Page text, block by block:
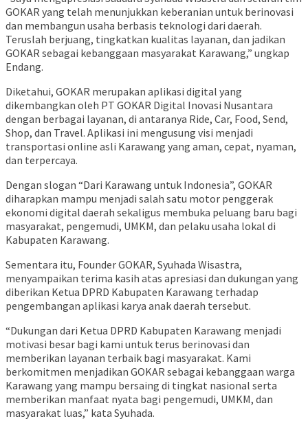
GOKAR yang telah menunjukkan keberanian untuk berinovasi
dan membangun usaha berbasis teknologi dari daerah.
Teruslah berjuang, tingkatkan kualitas layanan, dan jadikan
GOKAR sebagai kebanggaan masyarakat Karawang,” ungkap
Endang.
Diketahui, GOKAR merupakan aplikasi digital yang
dikembangkan oleh PT GOKAR Digital Inovasi Nusantara
dengan berbagai layanan, di antaranya Ride, Car, Food, Send,
Shop, dan Travel. Aplikasi ini mengusung visi menjadi
transportasi online asli Karawang yang aman, cepat, nyaman,
dan terpercaya.
Dengan slogan “Dari Karawang untuk Indonesia”, GOKAR
diharapkan mampu menjadi salah satu motor penggerak
ekonomi digital daerah sekaligus membuka peluang baru bagi
masyarakat, pengemudi, UMKM, dan pelaku usaha lokal di
Kabupaten Karawang.
Sementara itu, Founder GOKAR, Syuhada Wisastra,
menyampaikan terima kasih atas apresiasi dan dukungan yang
diberikan Ketua DPRD Kabupaten Karawang terhadap
pengembangan aplikasi karya anak daerah tersebut.
“Dukungan dari Ketua DPRD Kabupaten Karawang menjadi
motivasi besar bagi kami untuk terus berinovasi dan
memberikan layanan terbaik bagi masyarakat. Kami
berkomitmen menjadikan GOKAR sebagai kebanggaan warga
Karawang yang mampu bersaing di tingkat nasional serta
memberikan manfaat nyata bagi pengemudi, UMKM, dan
masyarakat luas,” kata Syuhada.